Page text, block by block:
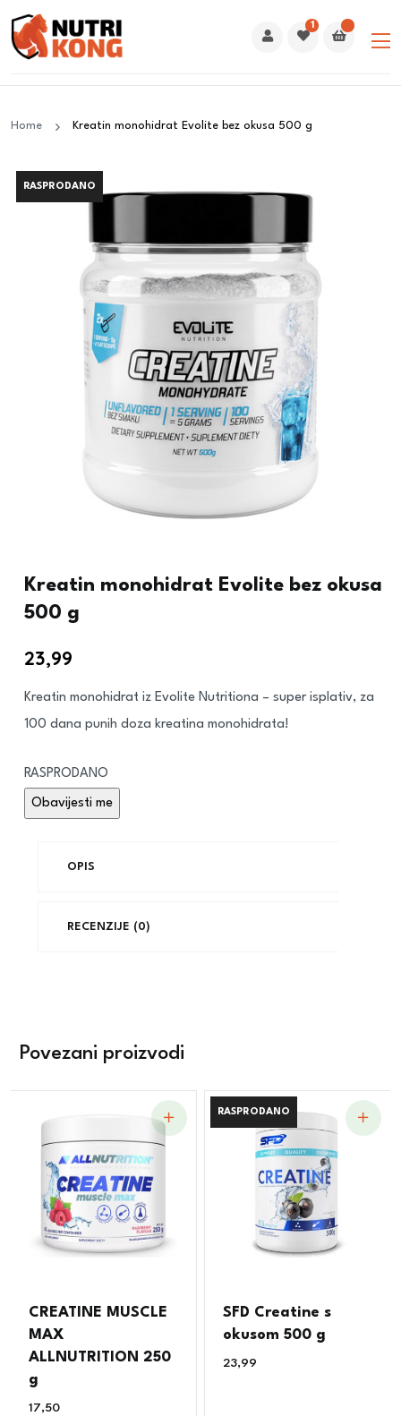
1
Home Kreatin monohidrat Evolite bez okusa 500 g
RASPRODANO
Kreatin monohidrat Evolite bez okusa
500 g
23,99
Kreatin monohidrat iz Evolite Nutritiona – super isplativ, za
100 dana punih doza kreatina monohidrata!
RASPRODANO
OPIS
RECENZIJE (0)
Povezani proizvodi
CREATINE MUSCLE
MAX
ALLNUTRITION 250
g
17,50
RASPRODANO
RASPRODANO
SFD Creatine s
okusom 500 g
23,99